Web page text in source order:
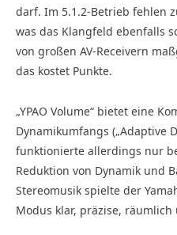
darf. Im 5.1.2-Betrieb fehlen
was das Klangfeld ebenfalls
von großen AV-Receivern
das kostet Punkte.
„YPAO Volume“ bietet eine
Dynamikumfangs („Adaptive
funktionierte allerdings nur
Reduktion von Dynamik und
Stereomusik spielte der
Modus klar, präzise,